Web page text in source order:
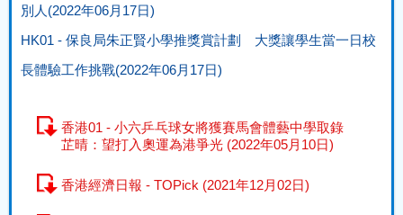
別人(2022年06月17日)
HK01 - 保良局朱正賢小學推獎賞計劃 大獎讓學生當一日校
長體驗工作挑戰(2022年06月17日)
香港01 - 小六乒乓球女將獲賽馬會體藝中學取錄
芷晴：望打入奧運為港爭光 (2022年05月10日)
香港經濟日報 - TOPick (2021年12月02日)